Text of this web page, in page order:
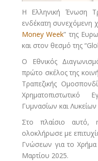
Η Ελληνική Ένωση
ενδέκατη συνεχόμενη
Money Week” της
και στον θεσμό της
Ο Εθνικός
πρώτο σκέλος της
Τραπεζικής
Χρηματοπιστωτικό
Γυμνασίων και
Στο πλαίσιο αυτό,
ολοκλήρωσε με
Γνώσεων για το Χρήμα
Μαρτίου 2025.